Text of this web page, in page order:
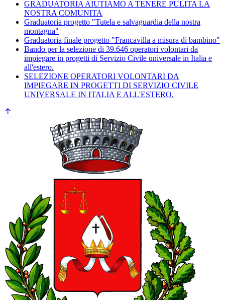
GRADUATORIA AIUTIAMO A TENERE PULITA LA
NOSTRA COMUNITA
Graduatoria progetto "Tutela e salvaguardia della nostra
montagna"
Graduatoria finale progetto "Francavilla a misura di bambino"
Bando per la selezione di 39.646 operatori volontari da
impiegare in progetti di Servizio Civile universale in Italia e
all'estero.
SELEZIONE OPERATORI VOLONTARI DA
IMPIEGARE IN PROGETTI DI SERVIZIO CIVILE
UNIVERSALE IN ITALIA E ALL'ESTERO.